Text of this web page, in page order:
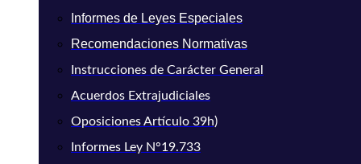
Informes de Leyes Especiales
Recomendaciones Normativas
Instrucciones de Carácter General
Acuerdos Extrajudiciales
Oposiciones Artículo 39h)
Informes Ley N°19.733